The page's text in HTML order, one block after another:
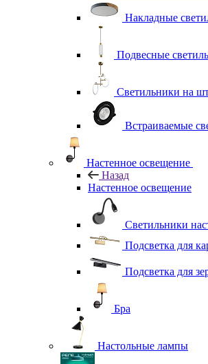
Накладные
Подвесные
Светильники на
Встраиваемые
Настенное освещение
Назад
Настенное освещение
Светильники
Подсветка для
Подсветка для
Бра
Настольные лампы